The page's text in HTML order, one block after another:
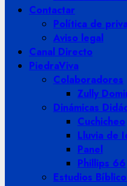
Contactar
Política de
Aviso legal
Canal Directo
PiedraViva
Colaboradores
Zully
Dinámicas
Cuchicheo
Lluvia de
Panel
Phillips 66
Estudios